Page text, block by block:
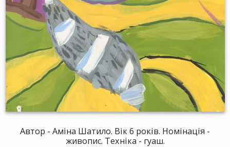
Автор - Аміна Шатило. Вік 6 років. Номінація -
живопис. Техніка - гуаш.